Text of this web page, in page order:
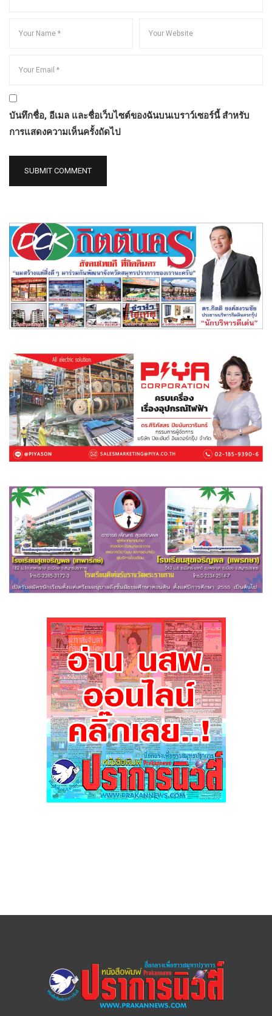
บันทึกชื่อ, อีเมล และชื่อเว็บไซต์ของฉันบนเบราว์เซอร์นี้ สำหรับ
การแสดงความเห็นครั้งถัดไป